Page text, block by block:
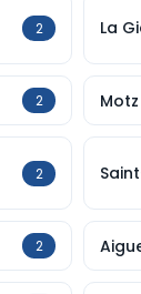
2 La
2 Motz
2
2